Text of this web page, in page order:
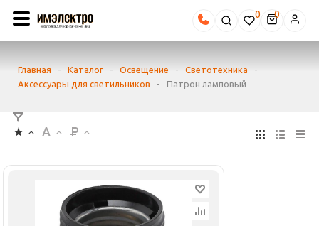
0
Главная - Каталог - Освещение - Светотехника
-
Аксессуары для светильников
- Патрон ламповый